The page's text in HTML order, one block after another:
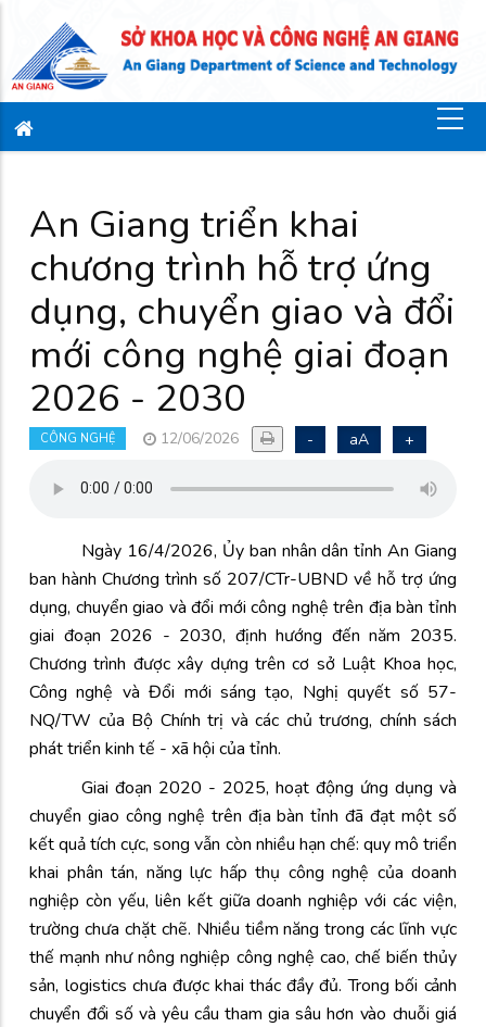
An Giang triển khai
chương trình hỗ trợ ứng
dụng, chuyển giao và đổi
mới công nghệ giai đoạn
2026 - 2030
CÔNG NGHỆ 12/06/2026 - aA +
Ngày 16/4/2026, Ủy ban nhân dân tỉnh An Giang
ban hành Chương trình số 207/CTr-UBND về hỗ trợ ứng
dụng, chuyển giao và đổi mới công nghệ trên địa bàn tỉnh
giai đoạn 2026 - 2030, định hướng đến năm 2035.
Chương trình được xây dựng trên cơ sở Luật Khoa học,
Công nghệ và Đổi mới sáng tạo, Nghị quyết số 57-
NQ/TW của Bộ Chính trị và các chủ trương, chính sách
phát triển kinh tế - xã hội của tỉnh.
Giai đoạn 2020 - 2025, hoạt động ứng dụng và
chuyển giao công nghệ trên địa bàn tỉnh đã đạt một số
kết quả tích cực, song vẫn còn nhiều hạn chế: quy mô triển
khai phân tán, năng lực hấp thụ công nghệ của doanh
nghiệp còn yếu, liên kết giữa doanh nghiệp với các viện,
trường chưa chặt chẽ. Nhiều tiềm năng trong các lĩnh vực
thế mạnh như nông nghiệp công nghệ cao, chế biến thủy
sản, logisticschưa được khai thác đầy đủ. Trong bối cảnh
chuyển đổi số và yêu cầu tham gia sâu hơn vào chuỗi giá